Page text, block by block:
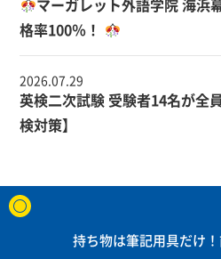
マーガレット外語学院 海浜
格率100％！
英検二次試験 受験者14名が全
検対策】
2026.07.29
持ち物は筆記用具だけ